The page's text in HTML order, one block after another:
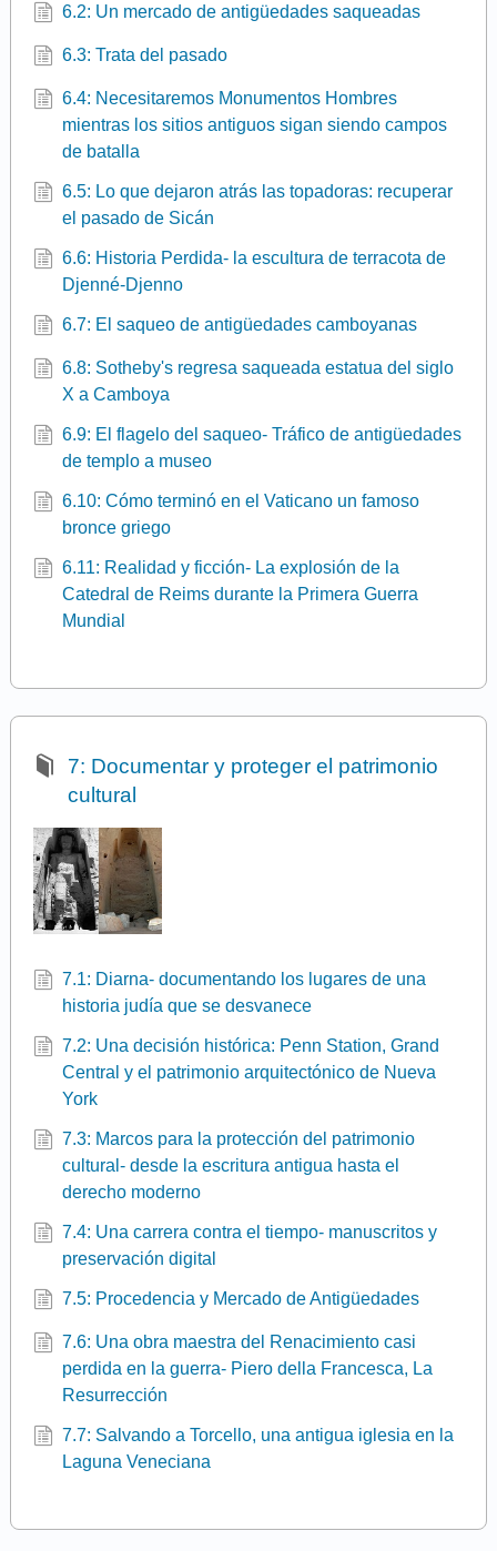
6.2: Un mercado de antigüedades saqueadas
6.3: Trata del pasado
6.4: Necesitaremos Monumentos Hombres
mientras los sitios antiguos sigan siendo campos
de batalla
6.5: Lo que dejaron atrás las topadoras: recuperar
el pasado de Sicán
6.6: Historia Perdida- la escultura de terracota de
Djenné-Djenno
6.7: El saqueo de antigüedades camboyanas
6.8: Sotheby's regresa saqueada estatua del siglo
X a Camboya
6.9: El flagelo del saqueo- Tráfico de antigüedades
de templo a museo
6.10: Cómo terminó en el Vaticano un famoso
bronce griego
6.11: Realidad y ficción- La explosión de la
Catedral de Reims durante la Primera Guerra
Mundial
7: Documentar y proteger el patrimonio
cultural
7.1: Diarna- documentando los lugares de una
historia judía que se desvanece
7.2: Una decisión histórica: Penn Station, Grand
Central y el patrimonio arquitectónico de Nueva
York
7.3: Marcos para la protección del patrimonio
cultural- desde la escritura antigua hasta el
derecho moderno
7.4: Una carrera contra el tiempo- manuscritos y
preservación digital
7.5: Procedencia y Mercado de Antigüedades
7.6: Una obra maestra del Renacimiento casi
perdida en la guerra- Piero della Francesca, La
Resurrección
7.7: Salvando a Torcello, una antigua iglesia en la
Laguna Veneciana